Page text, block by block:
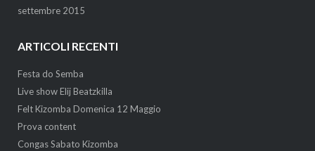
settembre 2015
ARTICOLI RECENTI
Festa do Semba
Live show Elij Beatzkilla
Felt Kizomba Domenica 12 Maggio
Prova content
Congas Sabato Kizomba